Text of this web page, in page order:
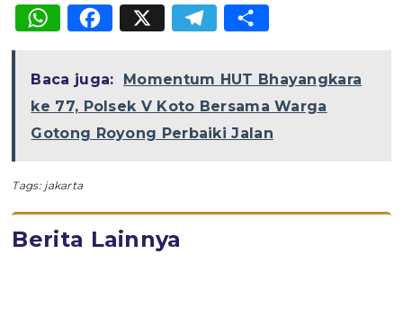
WhatsApp
Facebook
X Telegram
Baca juga:
Momentum HUT Bhayangkara
ke 77, Polsek V Koto Bersama Warga
Gotong Royong Perbaiki Jalan
Tags: jakarta
Berita Lainnya